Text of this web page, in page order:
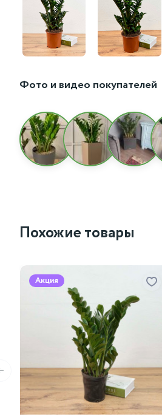
Фото и видео покупателей
Похожие товары
Акция